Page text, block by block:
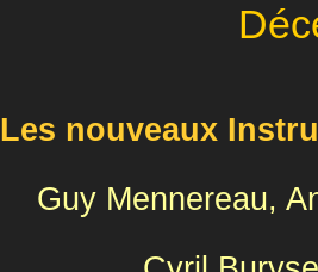
Les nouveaux
Guy Mennereau,